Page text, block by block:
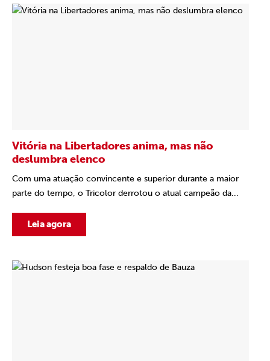
Vitória na Libertadores anima, mas não
deslumbra elenco
Com uma atuação convincente e superior durante a maior
parte do tempo, o Tricolor derrotou o atual campeão da...
Leia agora